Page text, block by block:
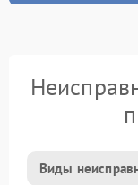
Виды